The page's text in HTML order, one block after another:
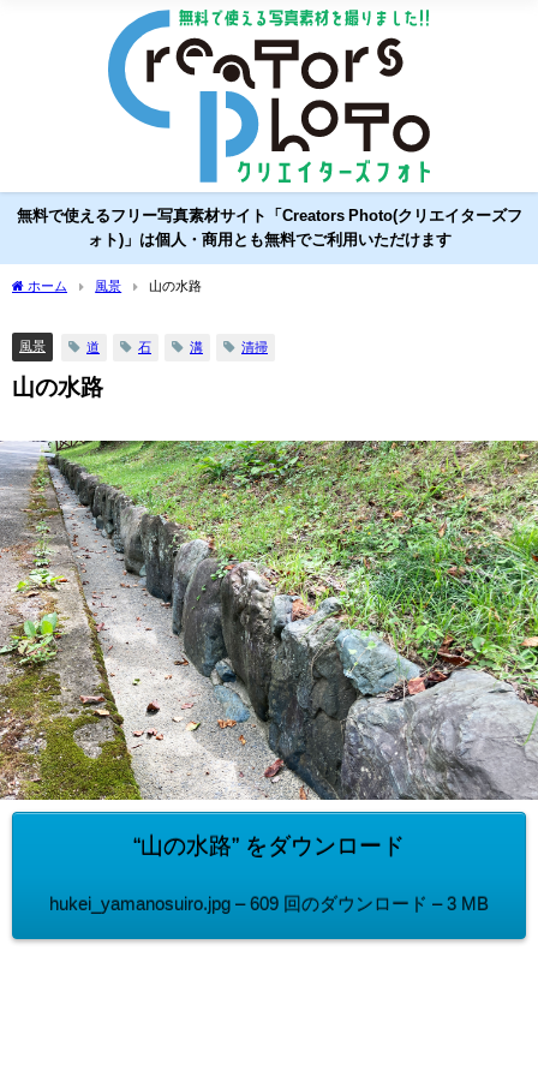
無料で使えるフリー写真素材サイト「Creators Photo(クリエイターズフ
ォト)」は個人・商用とも無料でご利用いただけます
ホーム 風景 山の水路
風景 道 石 溝 清掃
山の水路
“山の水路” をダウンロード
hukei_yamanosuiro.jpg – 609 回のダウンロード – 3 MB